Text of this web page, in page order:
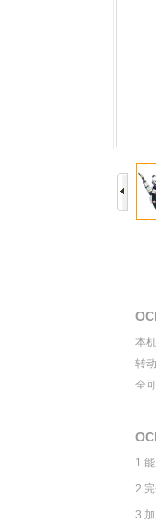
本
转
全可
1.
2.
3.